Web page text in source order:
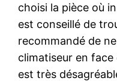
choisi la pièce où
est conseillé de
recommandé de
climatiseur en face
est très